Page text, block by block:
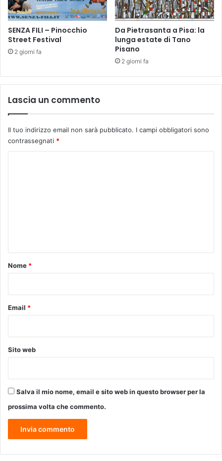
r
i
m
o
t
e
a
r
a
l
a
n
c
o
r
e
e
i
n
i
.
SENZA FILI – Pinocchio
Street Festival
2 giorni fa
Da Pietrasanta a Pisa: la
lunga estate di Tano
Pisano
2 giorni fa
Lascia un commento
Il tuo indirizzo email non sarà pubblicato. I campi obbligatori sono
contrassegnati *
o
Nome *
Email *
Sito web
Salva il mio nome, email e sito web in questo browser per la
prossima volta che commento.